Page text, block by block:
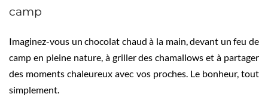
camp
Imaginez-vous un chocolat chaud à la main, devant un feu de
camp en pleine nature, à griller des chamallows et à partager
des moments chaleureux avec vos proches. Le bonheur, tout
simplement.